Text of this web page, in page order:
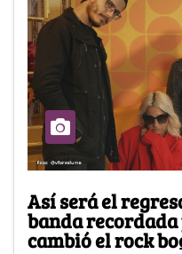
Así será el
banda
cambió el rock